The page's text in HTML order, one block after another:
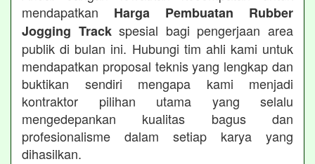
mendapatkan Harga Pembuatan Rubber
Jogging Trackspesial bagi pengerjaan area
publik di bulan ini. Hubungi tim ahli kami untuk
mendapatkan proposal teknis yang lengkap dan
buktikan sendiri mengapa kami menjadi
kontraktor pilihan utama yang selalu
mengedepankan kualitas bagus dan
profesionalisme dalam setiap karya yang
dihasilkan.